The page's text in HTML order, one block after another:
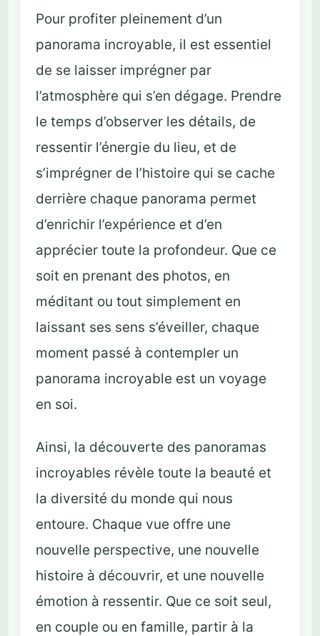
Pour profiter pleinement d’un
panorama incroyable, il est essentiel
de se laisser imprégner par
l’atmosphère qui s’en dégage. Prendre
le temps d’observer les détails, de
ressentir l’énergie du lieu, et de
s’imprégner de l’histoire qui se cache
derrière chaque panorama permet
d’enrichir l’expérience et d’en
apprécier toute la profondeur. Que ce
soit en prenant des photos, en
méditant ou tout simplement en
laissant ses sens s’éveiller, chaque
moment passé à contempler un
panorama incroyable est un voyage
en soi.
Ainsi, la découverte des panoramas
incroyables révèle toute la beauté et
la diversité du monde qui nous
entoure. Chaque vue offre une
nouvelle perspective, une nouvelle
histoire à découvrir, et une nouvelle
émotion à ressentir. Que ce soit seul,
en couple ou en famille, partir à la